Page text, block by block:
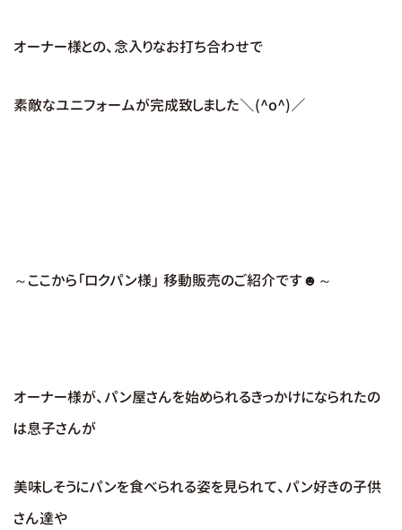
オーナー様との、念入りなお打ち合わせで
素敵なユニフォームが完成致しました＼(^o^)／
～ここから「ロクパン様」 移動販売のご紹介です☻～
オーナー様が、パン屋さんを始められるきっかけになられたの
は息子さんが
美味しそうにパンを食べられる姿を見られて、パン好きの子供
さん達や